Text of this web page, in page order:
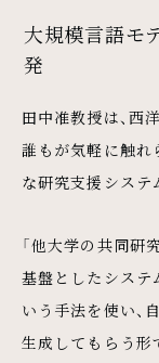
大規模言語モ
発
田中准教授は、西
誰もが気軽に触れ
な研究支援システ
「他大学の共同研
基盤としたシステ
いう手法を使い、
生成してもらう形